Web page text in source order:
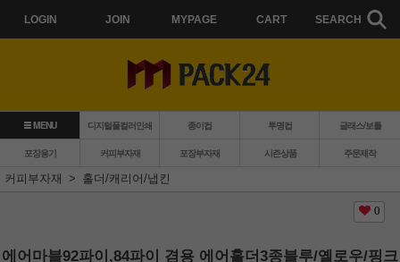
LOGIN JOIN MYPAGE CART SEARCH
MENU 디지털풀컬러인쇄 종이컵 투명컵 글래스/보틀
포장용기 커피부자재 포장부자재 시즌상품
주문제작
커피부자재
홀더/캐리어/냅킨
0
에어마블92파이,84파이 겸용 에어홀더3종블루/옐로우/핑크